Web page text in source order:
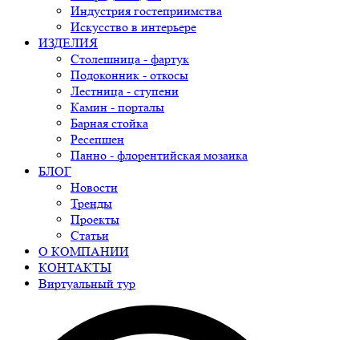
Индустрия гостеприимства
Искусство в интерьере
ИЗДЕЛИЯ
Столешница - фартук
Подоконник - откосы
Лестница - ступени
Камин - порталы
Барная стойка
Ресепшен
Панно - флорентийская мозаика
БЛОГ
Новости
Тренды
Проекты
Статьи
О КОМПАНИИ
КОНТАКТЫ
Виртуальный тур